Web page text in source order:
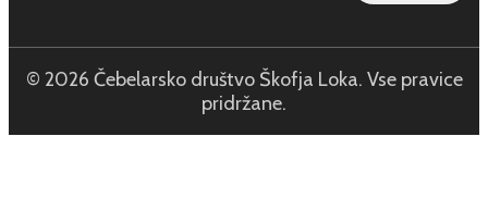
© 2026 Čebelarsko društvo Škofja Loka. Vse pravice
pridržane.